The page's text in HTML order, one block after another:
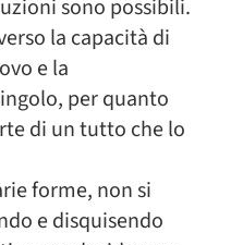
sono possibili.
la capacità di
e la
per quanto
di un tutto che lo
forme, non si
e disquisendo